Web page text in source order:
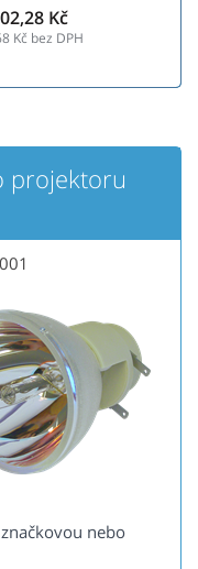
Kč
Kč bez DPH
projektoru
nebo